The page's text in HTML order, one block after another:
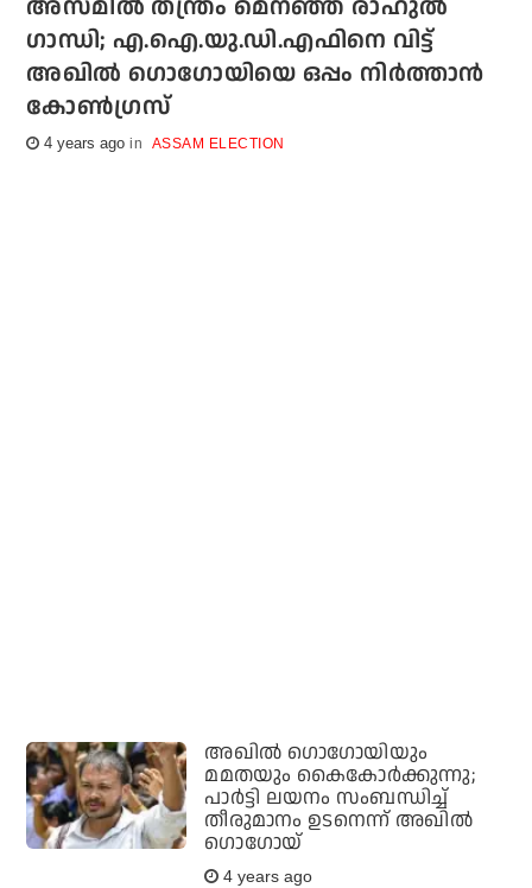
അസമില്‍ തന്ത്രം മെനഞ്ഞ് രാഹുല്‍
ഗാന്ധി; എ.ഐ.യു.ഡി.എഫിനെ വിട്ട്
അഖില്‍ ഗൊഗോയിയെ ഒപ്പം നിര്‍ത്താന്‍
കോണ്‍ഗ്രസ്
4 years ago ASSAM ELECTION
അഖില്‍ ഗൊഗോയിയും
മമതയും കൈകോര്‍ക്കുന്നു;
പാര്‍ട്ടി ലയനം സംബന്ധിച്ച്
തീരുമാനം ഉടനെന്ന് അഖില്‍
ഗൊഗോയ്
4 years ago